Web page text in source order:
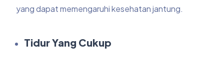
yang dapat memengaruhi kesehatan jantung.
Tidur Yang Cukup